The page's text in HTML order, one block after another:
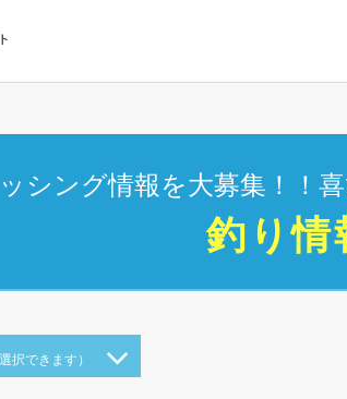
シング情報を大募集！！
釣り情
択できます）